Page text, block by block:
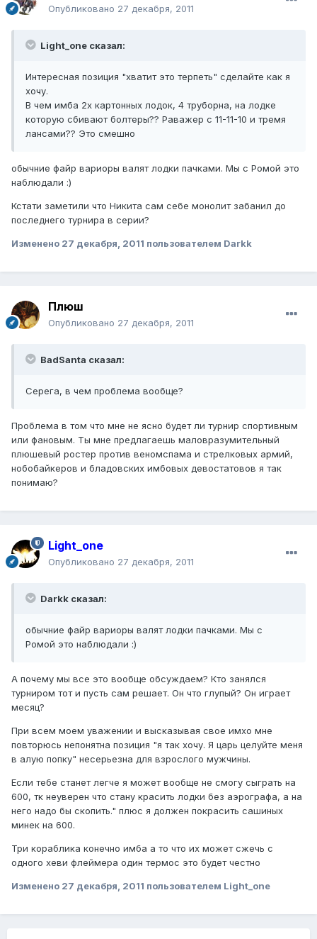
Опубликовано 27 декабря, 2011
Light_one сказал:
Интересная позиция "хватит это терпеть" сделайте как я
хочу.
В чем имба 2х картонных лодок, 4 труборна, на лодке
которую сбивают болтеры?? Раважер с 11-11-10 и тремя
лансами?? Это смешно
обычние файр вариоры валят лодки пачками. Мы с Ромой это
наблюдали :)
Кстати заметили что Никита сам себе монолит забанил до
последнего турнира в серии?
Изменено 27 декабря, 2011 пользователем Darkk
Плюш
Опубликовано 27 декабря, 2011
BadSanta сказал:
Серега, в чем проблема вообще?
Проблема в том что мне не ясно будет ли турнир спортивным
или фановым. Ты мне предлагаешь маловразумительный
плюшевый ростер против веномспама и стрелковых армий,
нобобайкеров и бладовских имбовых девостатовов я так
понимаю?
Light_one
Опубликовано 27 декабря, 2011
Darkk сказал:
обычние файр вариоры валят лодки пачками. Мы с
Ромой это наблюдали :)
А почему мы все это вообще обсуждаем? Кто занялся
турниром тот и пусть сам решает. Он что глупый? Он играет
месяц?
При всем моем уважении и высказывая свое имхо мне
повторюсь непонятна позиция "я так хочу. Я царь целуйте меня
в алую попку" несерьезна для взрослого мужчины.
Если тебе станет легче я может вообще не смогу сыграть на
600, тк неуверен что стану красить лодки без аэрографа, а на
него надо бы скопить." плюс я должен покрасить сашиных
минек на 600.
Три кораблика конечно имба а то что их может сжечь с
одного хеви флеймера один термос это будет честно
Изменено 27 декабря, 2011 пользователем Light_one